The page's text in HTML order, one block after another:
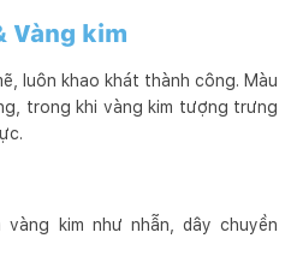
Vàng kim
luôn khao khát thành công. Màu
trong khi vàng kim tượng trưng
vàng kim như nhẫn, dây chuyền